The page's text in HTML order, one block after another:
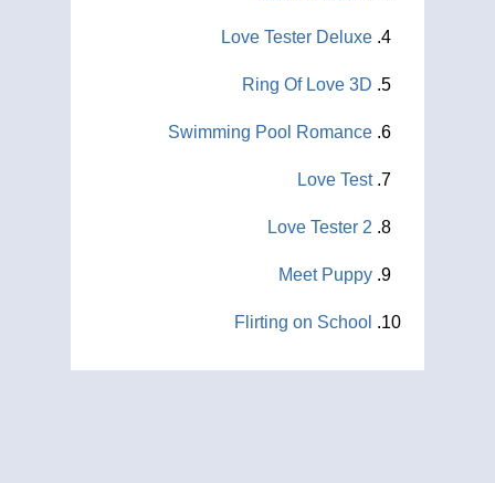
Love Tester Deluxe
Ring Of Love 3D
Swimming Pool Romance
Love Test
Love Tester 2
Meet Puppy
Flirting on School